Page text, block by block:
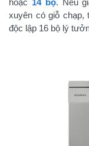
hoặc 14 bộ. Nếu
xuyên có giỗ chạp,
độc lập 16 bộ lý